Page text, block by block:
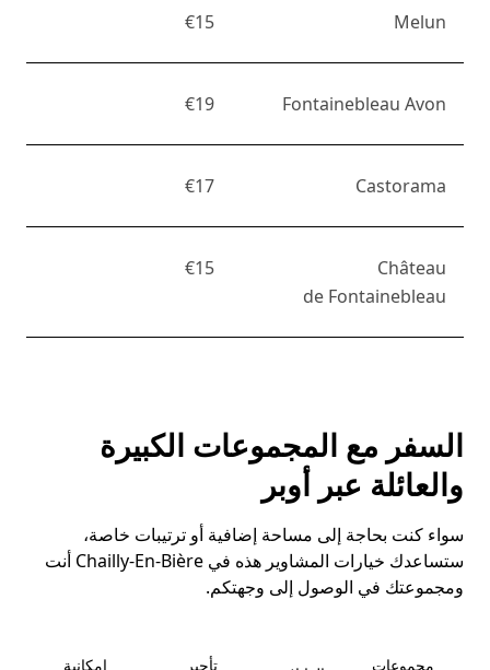
Melun
€15
Fontainebleau Avon
€19
Castorama
€17
Château
de Fontainebleau
€15
السفر مع المجموعات الكبيرة
والعائلة عبر أوبر
سواء كنت بحاجة إلى مساحة إضافية أو ترتيبات خاصة،
ستساعدك خيارات المشاوير هذه في Chailly-En-Bière أنت
ومجموعتك في الوصول إلى وجهتكم.
مجموعات
تأجير
إمكانية